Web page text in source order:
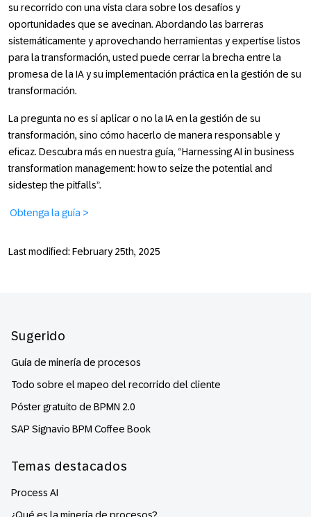
su recorrido con una vista clara sobre los desafíos y
oportunidades que se avecinan. Abordando las barreras
sistemáticamente y aprovechando herramientas y expertise listos
para la transformación, usted puede cerrar la brecha entre la
promesa de la IA y su implementación práctica en la gestión de su
transformación.
La pregunta no es si aplicar o no la IA en la gestión de su
transformación, sino cómo hacerlo de manera responsable y
eficaz. Descubra más en nuestra guía, “Harnessing AI in business
transformation management: how to seize the potential and
sidestep the pitfalls”.
Obtenga la guía >
Last modified: February 25th, 2025
Sugerido
Guía de minería de procesos
Todo sobre el mapeo del recorrido del cliente
Póster gratuito de BPMN 2.0
SAP Signavio BPM Coffee Book
Temas destacados
Process AI